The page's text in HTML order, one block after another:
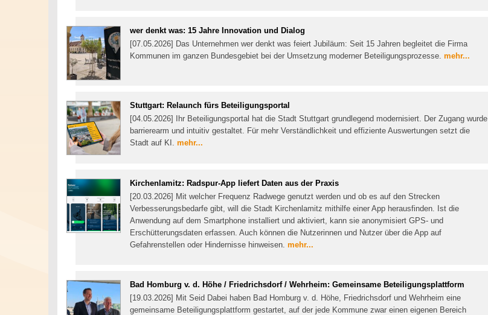
wer denkt was: 15 Jahre Innovation und Dialog
[07.05.2026] Das Unternehmen wer denkt was feiert Jubiläum: Seit 15 Jahren begleitet die Firma
Kommunen im ganzen Bundesgebiet bei der Umsetzung moderner Beteiligungsprozesse. mehr...
Stuttgart: Relaunch fürs Beteiligungsportal
[04.05.2026] Ihr Beteiligungsportal hat die Stadt Stuttgart grundlegend modernisiert. Der Zugang wurde
barrierearm und intuitiv gestaltet. Für mehr Verständlichkeit und effiziente Auswertungen setzt die
Stadt auf KI. mehr...
Kirchenlamitz: Radspur-App liefert Daten aus der Praxis
[20.03.2026] Mit welcher Frequenz Radwege genutzt werden und ob es auf den Strecken
Verbesserungsbedarfe gibt, will die Stadt Kirchenlamitz mithilfe einer App herausfinden. Ist die
Anwendung auf dem Smartphone installiert und aktiviert, kann sie anonymisiert GPS- und
Erschütterungsdaten erfassen. Auch können die Nutzerinnen und Nutzer über die App auf
Gefahrenstellen oder Hindernisse hinweisen. mehr...
Bad Homburg v. d. Höhe / Friedrichsdorf / Wehrheim: Gemeinsame Beteiligungsplattform
[19.03.2026] Mit Seid Dabei haben Bad Homburg v. d. Höhe, Friedrichsdorf und Wehrheim eine
gemeinsame Beteiligungsplattform gestartet, auf der jede Kommune zwar einen eigenen Bereich